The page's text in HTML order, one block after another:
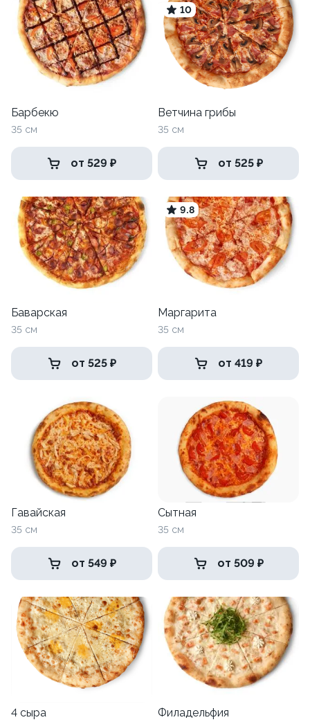
Барбекю
35 см
от 529 ₽
10
Ветчина грибы
35 см
от 525 ₽
Баварская
35 см
от 525 ₽
9.8
Маргарита
35 см
от 419 ₽
Гавайская
35 см
от 549 ₽
Сытная
35 см
от 509 ₽
4 сыра Филадельфия